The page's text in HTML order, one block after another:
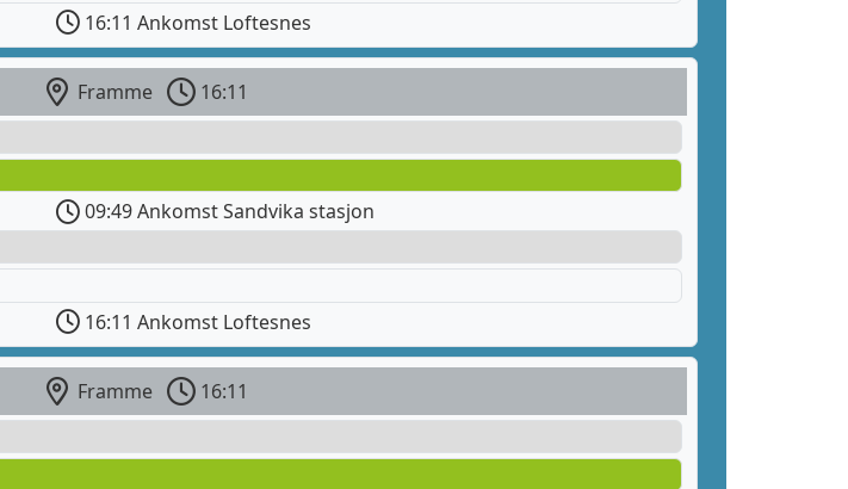
16:11 Ankomst Loftesnes
Framme
16:11
09:49 Ankomst Sandvika stasjon
16:11 Ankomst Loftesnes
Framme
16:11